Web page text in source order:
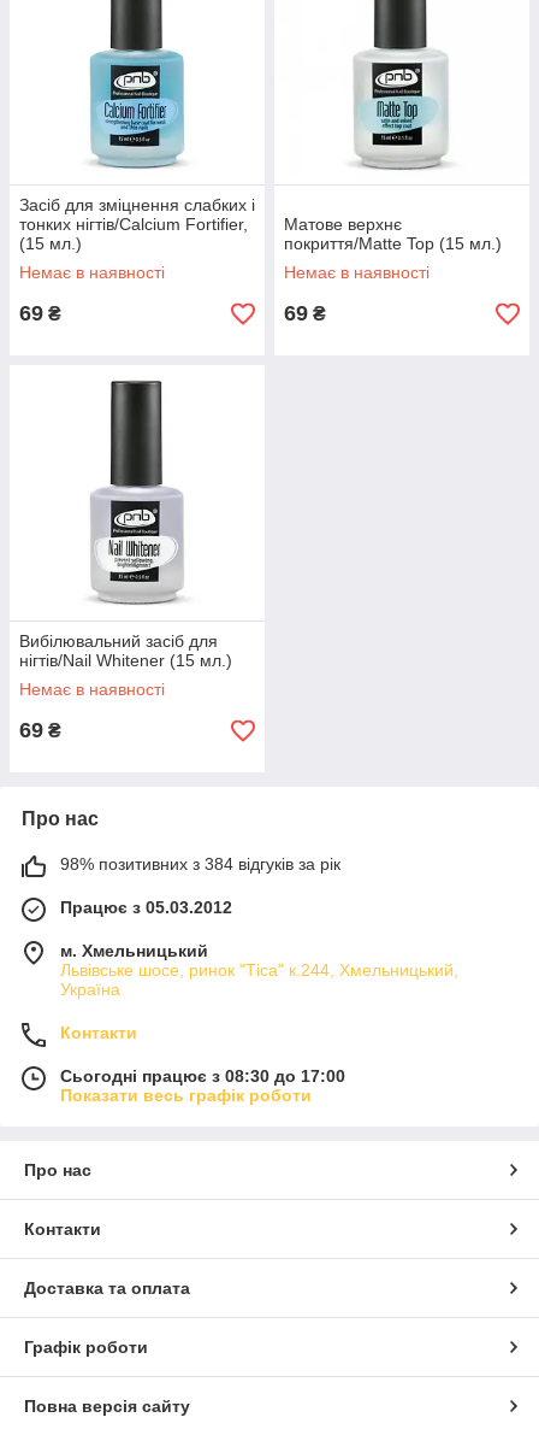
Засіб для зміцнення слабких і
тонких нігтів/Calcium Fortifier,
(15 мл.)
Немає в наявності
69 ₴
Матове верхнє
покриття/Matte Top (15 мл.)
Немає в наявності
69 ₴
Вибілювальний засіб для
нігтів/Nail Whitener (15 мл.)
Немає в наявності
69 ₴
Про нас
98% позитивних з 384 відгуків за рік
Працює з 05.03.2012
м. Хмельницький
Львівське шосе, ринок "Тіса" к.244, Хмельницький,
Україна
Контакти
Сьогодні працює з 08:30 до 17:00
Показати весь графік роботи
Про нас
Контакти
Доставка та оплата
Графік роботи
Повна версія сайту